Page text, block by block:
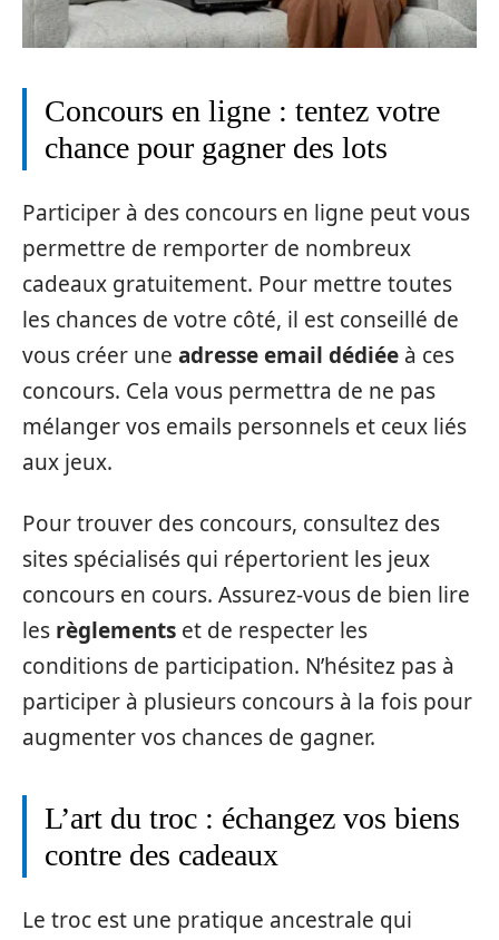
Concours en ligne : tentez votre
chance pour gagner des lots
Participer à des concours en ligne peut vous
permettre de remporter de nombreux
cadeaux gratuitement. Pour mettre toutes
les chances de votre côté, il est conseillé de
vous créer une adresse email dédiée à ces
concours. Cela vous permettra de ne pas
mélanger vos emails personnels et ceux liés
aux jeux.
Pour trouver des concours, consultez des
sites spécialisés qui répertorient les jeux
concours en cours. Assurez-vous de bien lire
les règlements et de respecter les
conditions de participation. N’hésitez pas à
participer à plusieurs concours à la fois pour
augmenter vos chances de gagner.
L’art du troc : échangez vos biens
contre des cadeaux
Le troc est une pratique ancestrale qui